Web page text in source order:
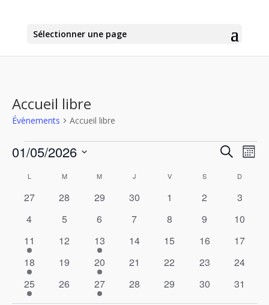
Sélectionner une page
Accueil libre
Évènements Accueil libre
Évènements
vues
Recherche
de
Mois
01/05/2026
date.
Calendrier
de
L MMARDI M MERCREDI
J VVENDREDIS D
0
27
0
28
0
29
0
30
0
1
0
2
0
3
0
4
0
5
0
6
0
7
0
8
0
9
0
10
1
évènement
11
0
évènements
12
1
évènement
13
0
14
0
15
0
16
0
17
1
évènement
18
0
évènements
19
1
évènement
20
0
21
0
22
0
23
0
24
1
évènement
25
0
évènements
26
1
évènement
27
0
28
0
29
0
30
0
31